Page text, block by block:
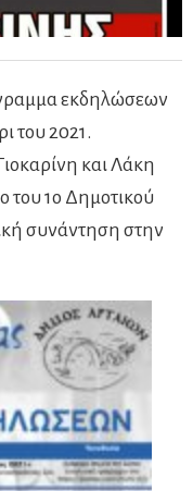
εκδηλώσεων
του 2021.
και Λάκη
1ο Δημοτικού
συνάντηση στην